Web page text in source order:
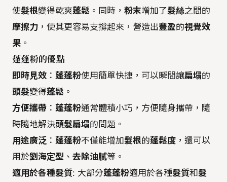
使髮根變得乾爽蓬鬆 。同時， 粉末增加了髮絲之間的
摩擦力 ，使其更容易支撐起來，營造出豐盈的視覺效
果 。
蓬蓬粉的優點
即時見效 ： 蓬蓬粉使用簡單快捷，可以瞬間讓扁塌的
頭髮變得蓬鬆 。
方便攜帶 ： 蓬蓬粉通常體積小巧，方便隨身攜帶，隨
時隨地解決頭髮扁塌的問題。
用途廣泛 ： 蓬蓬粉不僅能增加髮根的蓬鬆度 ，還可以
用於劉海定型 、 去除油膩等。
適用於各種髮質: 大部分蓬蓬粉適用於各種髮質和髮